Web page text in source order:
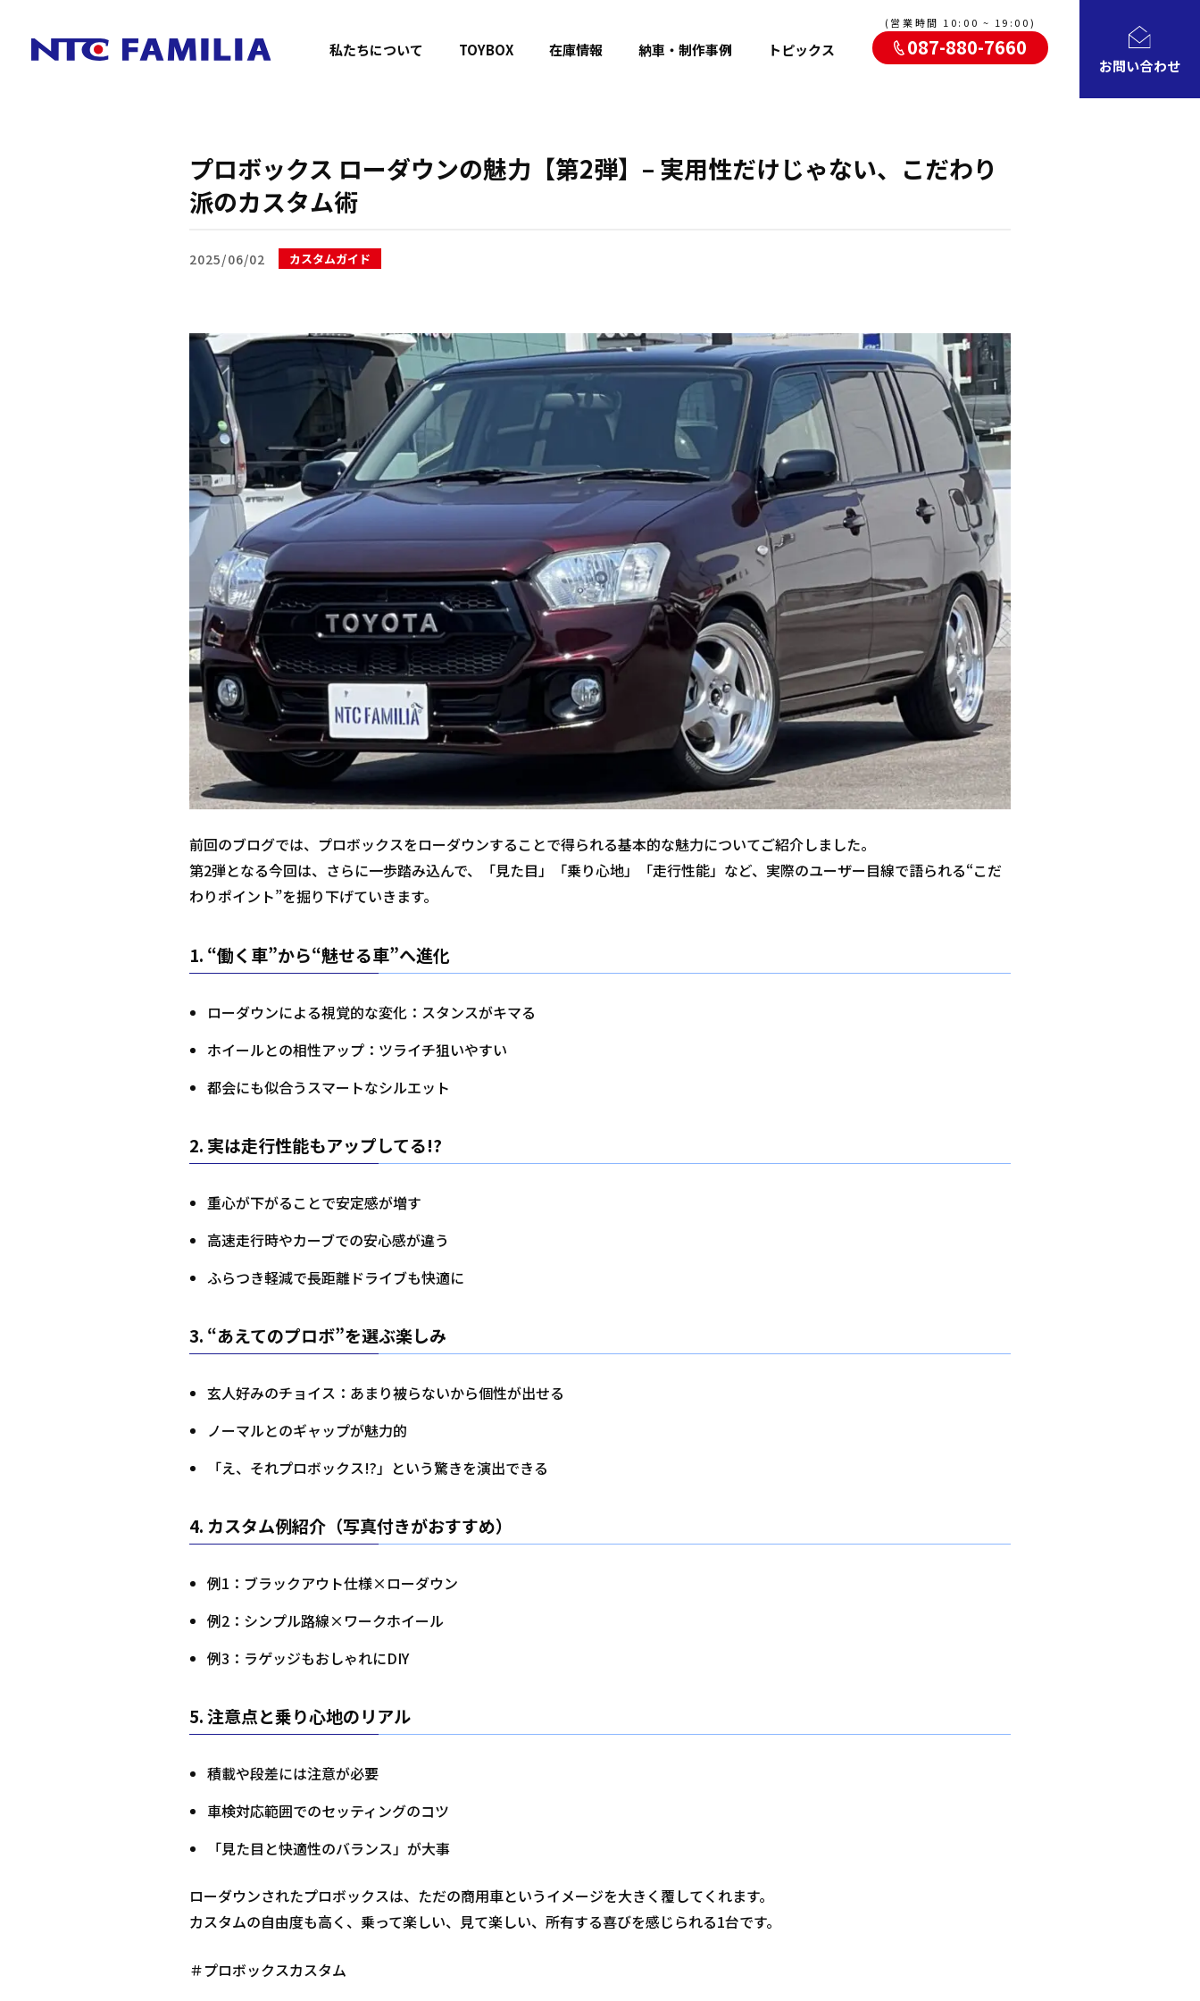
私たちについて TOYBOX 在庫情報 納車・制作事例 トピックス
(営業時間 10:00 ~ 19:00)
087-880-7660
お問い合わせ
プロボックス ローダウンの魅力【第2弾】– 実用性だけじゃない、こだわり
派のカスタム術
2025/06/02 カスタムガイド
前回のブログでは、プロボックスをローダウンすることで得られる基本的な魅力についてご紹介しました。
第2弾となる今回は、さらに一歩踏み込んで、「見た目」「乗り心地」「走行性能」など、実際のユーザー目線で語られる“こだ
わりポイント”を掘り下げていきます。
1. “働く車”から“魅せる車”へ進化
ローダウンによる視覚的な変化：スタンスがキマる
ホイールとの相性アップ：ツライチ狙いやすい
都会にも似合うスマートなシルエット
2. 実は走行性能もアップしてる!?
重心が下がることで安定感が増す
高速走行時やカーブでの安心感が違う
ふらつき軽減で長距離ドライブも快適に
3. “あえてのプロボ”を選ぶ楽しみ
玄人好みのチョイス：あまり被らないから個性が出せる
ノーマルとのギャップが魅力的
「え、それプロボックス!?」という驚きを演出できる
4. カスタム例紹介（写真付きがおすすめ）
例1：ブラックアウト仕様×ローダウン
例2：シンプル路線×ワークホイール
例3：ラゲッジもおしゃれにDIY
5.注意点と乗り心地のリアル
積載や段差には注意が必要
車検対応範囲でのセッティングのコツ
「見た目と快適性のバランス」が大事
ローダウンされたプロボックスは、ただの商用車というイメージを大きく覆してくれます。
カスタムの自由度も高く、乗って楽しい、見て楽しい、所有する喜びを感じられる1台です。
＃プロボックスカスタム